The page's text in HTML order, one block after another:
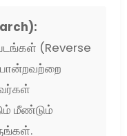
(Reverse
மீண்டும்